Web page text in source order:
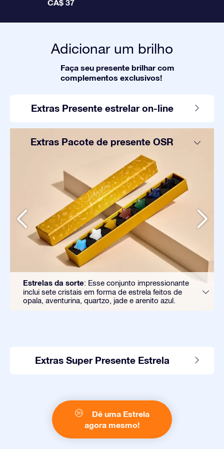
CA$ 37
Adicionar um brilho
Faça seu presente brilhar com
complementos exclusivos!
Extras Presente estrelar on-line
Extras Pacote de presente OSR
Estrelas da sorte: Esse conjunto impressionante
inclui sete cristais em forma de estrela feitos de
opala, aventurina, quartzo, jade e arenito azul.
Extras Super Presente Estrela
Dê uma Estrela
agora mesmo!